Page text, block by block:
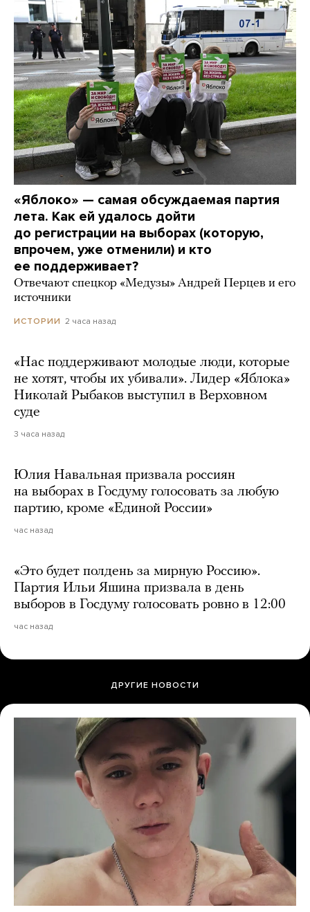
«Яблоко» — самая обсуждаемая партия
лета. Как ей удалось дойти
до регистрации на выборах (которую,
впрочем, уже отменили) и кто
ее поддерживает?
Отвечают спецкор «Медузы» Андрей Перцев и его
источники
ИСТОРИИ 2 часа назад
«Нас поддерживают молодые люди, которые
не хотят, чтобы их убивали». Лидер «Яблока»
Николай Рыбаков выступил в Верховном
суде
3 часа назад
Юлия Навальная призвала россиян
на выборах в Госдуму голосовать за любую
партию, кроме «Единой России»
час назад
«Это будет полдень за мирную Россию».
Партия Ильи Яшина призвала в день
выборов в Госдуму голосовать ровно в 12:00
час назад
ДРУГИЕ НОВОСТИ